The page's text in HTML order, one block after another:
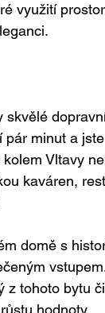
využití
minut a
Vltavy
kaváren,
domě s
tohoto bytu